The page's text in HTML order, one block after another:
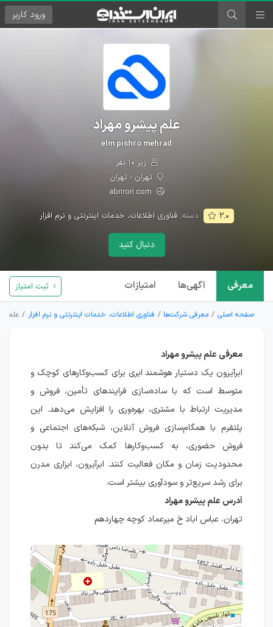
ورود کاربر
علم پیشرو مهراد
elm pishro mehrad
زیر ۱۰ نفر
تهران - تهران
abriron.com
۲.۰ دسته:فناوری اطلاعات، خدمات اینترنتی و نرم افزار
دنبال کنید
معرفی آگهی‌ها امتیازات ثبت امتیاز
صفحه اصلی معرفی شرکت‌ها فناوری اطلاعات، خدمات اینترنتی و نرم افزار علم
معرفی علم پیشرو مهراد
ابرآیرون یک دستیار هوشمند ابری برای کسب‌وکارهای کوچک و
متوسط است که با ساده‌سازی فرایندهای تأمین، فروش و
مدیریت ارتباط با مشتری، بهره‌وری را افزایش می‌دهد. این
پلتفرم با همگام‌سازی فروش آنلاین، شبکه‌های اجتماعی و
فروش حضوری، به کسب‌وکارها کمک می‌کند تا بدون
محدودیت زمان و مکان فعالیت کنند. ابرآیرون، ابزاری مدرن
برای رشد سریع‌تر و سودآوری بیشتر است.
آدرس علم پیشرو مهراد
تهران، عباس اباد خ میرعماد کوچه چهاردهم